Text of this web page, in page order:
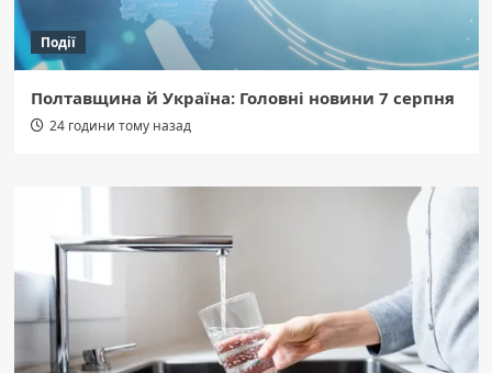
Події
Полтавщина й Україна: Головні новини 7 серпня
24 години тому назад